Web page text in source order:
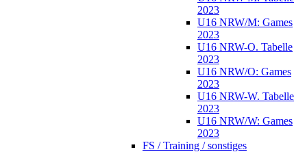
2023
U16 NRW/M: Games
2023
U16 NRW-O. Tabelle
2023
U16 NRW/O: Games
2023
U16 NRW-W. Tabelle
2023
U16 NRW/W: Games
2023
FS / Training / sonstiges